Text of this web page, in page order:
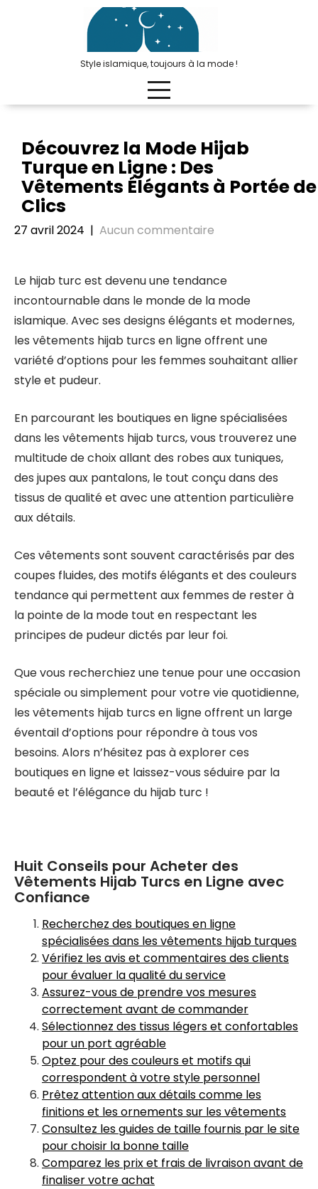
Style islamique, toujours à la mode !
Découvrez la Mode Hijab
Turque en Ligne : Des
Vêtements Élégants à Portée de
Clics
27 avril 2024 | Aucun commentaire
Le hijab turc est devenu une tendance
incontournable dans le monde de la mode
islamique. Avec ses designs élégants et modernes,
les vêtements hijab turcs en ligne offrent une
variété d’options pour les femmes souhaitant allier
style et pudeur.
En parcourant les boutiques en ligne spécialisées
dans les vêtements hijab turcs, vous trouverez une
multitude de choix allant des robes aux tuniques,
des jupes aux pantalons, le tout conçu dans des
tissus de qualité et avec une attention particulière
aux détails.
Ces vêtements sont souvent caractérisés par des
coupes fluides, des motifs élégants et des couleurs
tendance qui permettent aux femmes de rester à
la pointe de la mode tout en respectant les
principes de pudeur dictés par leur foi.
Que vous recherchiez une tenue pour une occasion
spéciale ou simplement pour votre vie quotidienne,
les vêtements hijab turcs en ligne offrent un large
éventail d’options pour répondre à tous vos
besoins. Alors n’hésitez pas à explorer ces
boutiques en ligne et laissez-vous séduire par la
beauté et l’élégance du hijab turc !
Huit Conseils pour Acheter des
Vêtements Hijab Turcs en Ligne avec
Confiance
Recherchez des boutiques en ligne
spécialisées dans les vêtements hijab turques
Vérifiez les avis et commentaires des clients
pour évaluer la qualité du service
Assurez-vous de prendre vos mesures
correctement avant de commander
Sélectionnez des tissus légers et confortables
pour un port agréable
Optez pour des couleurs et motifs qui
correspondent à votre style personnel
Prêtez attention aux détails comme les
finitions et les ornements sur les vêtements
Consultez les guides de taille fournis par le site
pour choisir la bonne taille
Comparez les prix et frais de livraison avant de
finaliser votre achat